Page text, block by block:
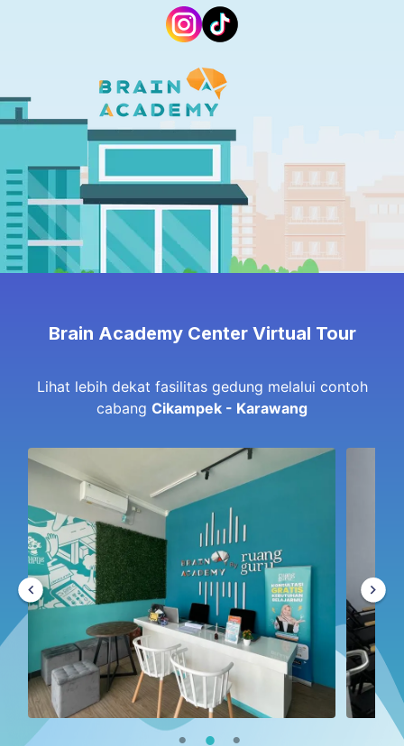
Brain Academy Center Virtual Tour
Lihat lebih dekat fasilitas gedung melalui contoh
cabang Cikampek - Karawang